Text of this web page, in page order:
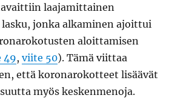
laajamittainen
jonka alkaminen ajoittui
aloittamisen
49,viite 50). Tämä viittaa
että koronarokotteet lisäävät
myös keskenmenoja.